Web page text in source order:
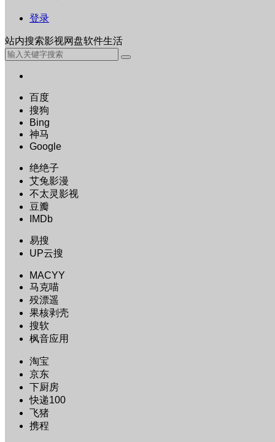
登录
站内搜索影视网盘软件生活
百度
搜狗
Bing
神马
Google
绝绝子
艾兔影漫
不太灵影视
豆瓣
IMDb
易搜
UP云搜
MACYY
马克喵
殁漂遥
果核剥壳
搜软
枫音应用
淘宝
京东
下厨房
快递100
飞猪
携程